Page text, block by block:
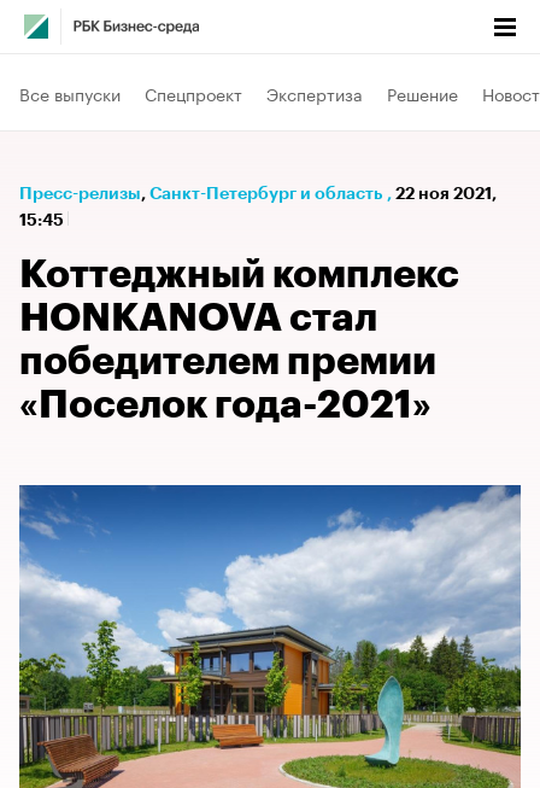
Все выпуски Спецпроект Экспертиза Решение
Пресс-релизы⁠, Санкт-Петербург и область , 22 ноя 2021,
15:45
Коттеджный комплекс
HONKANOVA стал
победителем премии
«Поселок года-2021»